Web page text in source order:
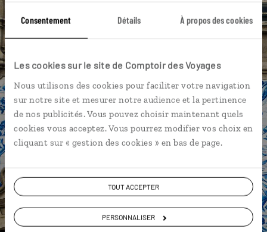
Consentement Détails À propos des cookies
Les cookies sur le site de Comptoir des Voyages
Nous utilisons des cookies pour faciliter votre navigation
sur notre site et mesurer notre audience et la pertinence
de nos publicités. Vous pouvez choisir maintenant quels
cookies vous acceptez. Vous pourrez modifier vos choix en
cliquant sur « gestion des cookies » en bas de page.
TOUT ACCEPTER
PERSONNALISER
Encumeada - Madère Île de Porto Santo
Baleines et dauphins Madère
Nathalie,
spécialiste Portugal
Suivez vos envies et demandez conseils à nos